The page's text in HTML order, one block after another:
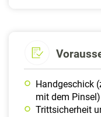
Handgeschick
mit dem Pinsel)
Trittsicherheit